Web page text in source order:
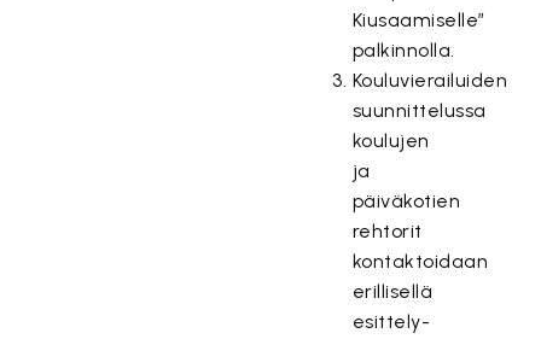
Kiusaamiselle”
palkinnolla.
Kouluvierailuiden
suunnittelussa
koulujen
ja
päiväkotien
rehtorit
kontaktoidaan
erillisellä
esittely-